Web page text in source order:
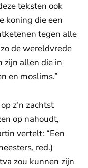
teksten ook
koning die een
tegen alle
de wereldvrede
zijn allen die in
en moslims.”
z’n zachtst
op nahoudt,
vertelt: “Een
red.)
zou kunnen zijn